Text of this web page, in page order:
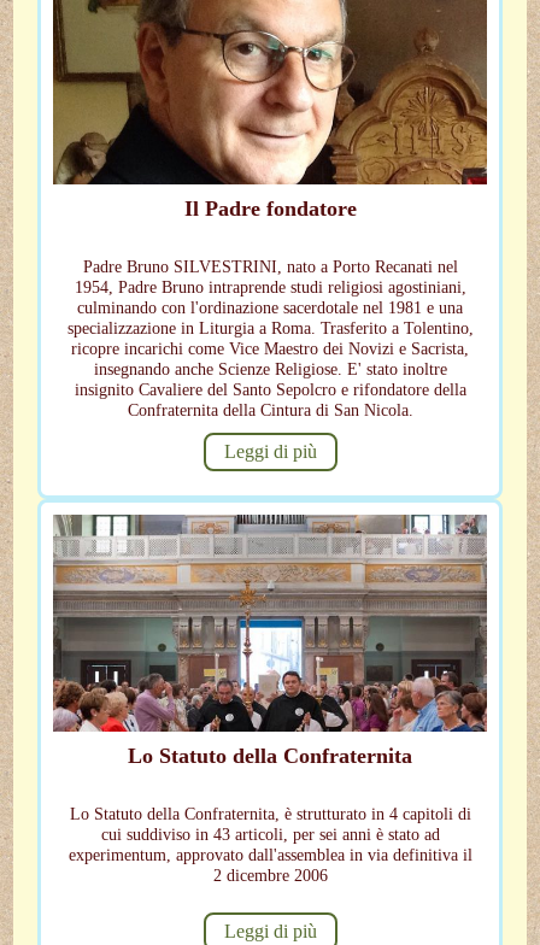
Il Padre fondatore
Padre Bruno SILVESTRINI, nato a Porto Recanati nel
1954, Padre Bruno intraprende studi religiosi agostiniani,
culminando con l'ordinazione sacerdotale nel 1981 e una
specializzazione in Liturgia a Roma. Trasferito a Tolentino,
ricopre incarichi come Vice Maestro dei Novizi e Sacrista,
insegnando anche Scienze Religiose. E' stato inoltre
insignito Cavaliere del Santo Sepolcro e rifondatore della
Confraternita della Cintura di San Nicola.
Leggi di più
Lo Statuto della Confraternita
Lo Statuto della Confraternita, è strutturato in 4 capitoli di
cui suddiviso in 43 articoli, per sei anni è stato ad
experimentum, approvato dall'assemblea in via definitiva il
2 dicembre 2006
Leggi di più